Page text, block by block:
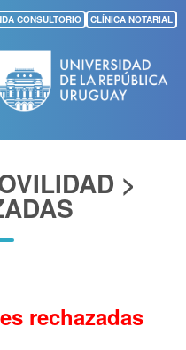
CONSULTORIO CLÍNICA NOTARIAL
>
rechazadas